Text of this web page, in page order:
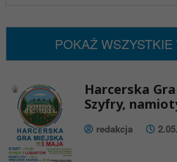
POKAŻ
Harcerska
Szyfry,
redakcja